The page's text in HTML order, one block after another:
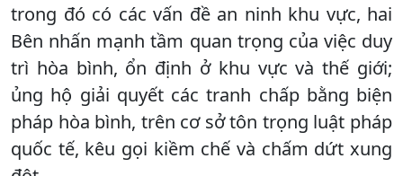
trong đó có các vấn đề an ninh khu vực, hai
Bên nhấn mạnh tầm quan trọng của việc duy
trì hòa bình, ổn định ở khu vực và thế giới;
ủng hộ giải quyết các tranh chấp bằng biện
pháp hòa bình, trên cơ sở tôn trọng luật pháp
quốc tế, kêu gọi kiềm chế và chấm dứt xung